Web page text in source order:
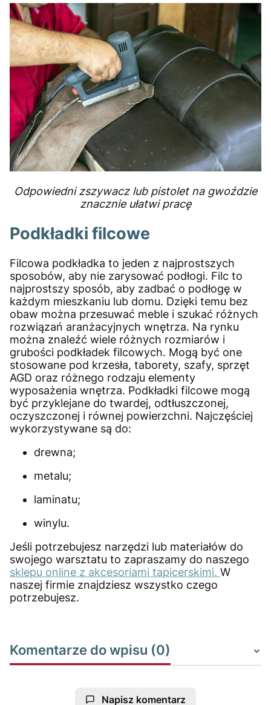
Odpowiedni zszywacz lub pistolet na gwoździe
znacznie ułatwi pracę
Podkładki filcowe
Filcowa podkładka to jeden z najprostszych
sposobów, aby nie zarysować podłogi. Filc to
najprostszy sposób, aby zadbać o podłogę w
każdym mieszkaniu lub domu. Dzięki temu bez
obaw można przesuwać meble i szukać różnych
rozwiązań aranżacyjnych wnętrza. Na rynku
można znaleźć wiele różnych rozmiarów i
grubości podkładek filcowych. Mogą być one
stosowane pod krzesła, taborety, szafy, sprzęt
AGD oraz różnego rodzaju elementy
wyposażenia wnętrza. Podkładki filcowe mogą
być przyklejane do twardej, odtłuszczonej,
oczyszczonej i równej powierzchni. Najczęściej
wykorzystywane są do:
drewna;
metalu;
laminatu;
winylu.
Jeśli potrzebujesz narzędzi lub materiałów do
swojego warsztatu to zapraszamy do naszego
sklepu online z akcesoriami tapicerskimi. W
naszej firmie znajdziesz wszystko czego
potrzebujesz.
Komentarze do wpisu (0)
Napisz komentarz